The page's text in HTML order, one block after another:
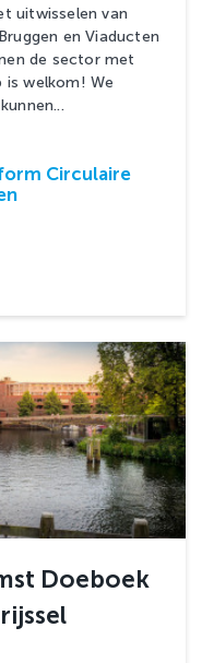
uitwisselen van
en Viaducten
de sector met
is welkom! We
Circulaire
Doeboek